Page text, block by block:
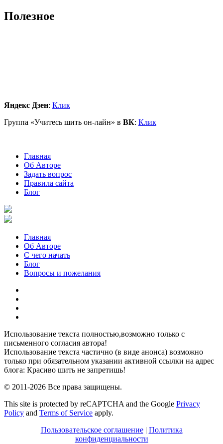
Полезное
Яндекс Дзен: Клик
Группа «Учитесь шить он-лайн» в ВК: Клик
Главная
Об Авторе
Задать вопрос
Правила сайта
Блог
Главная
Об Авторе
С чего начать
Блог
Вопросы и пожелания
Использование текста полностью,возможно только с
письменного согласия автора!
Использование текста частично (в виде анонса) возможно
только при обязательном указании активной ссылки на адрес
блога: Красиво шить не запретишь!
© 2011-2026 Все права защищены.
This site is protected by reCAPTCHA and the Google Privacy
Policy and Terms of Service apply.
Пользовательское соглашение| Политика
конфиденциальности